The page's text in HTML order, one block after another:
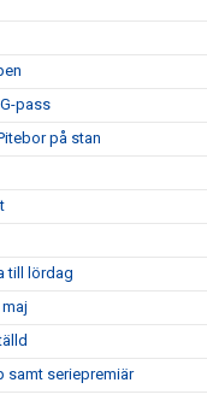
pass
på stan
till lördag
samt seriepremiär